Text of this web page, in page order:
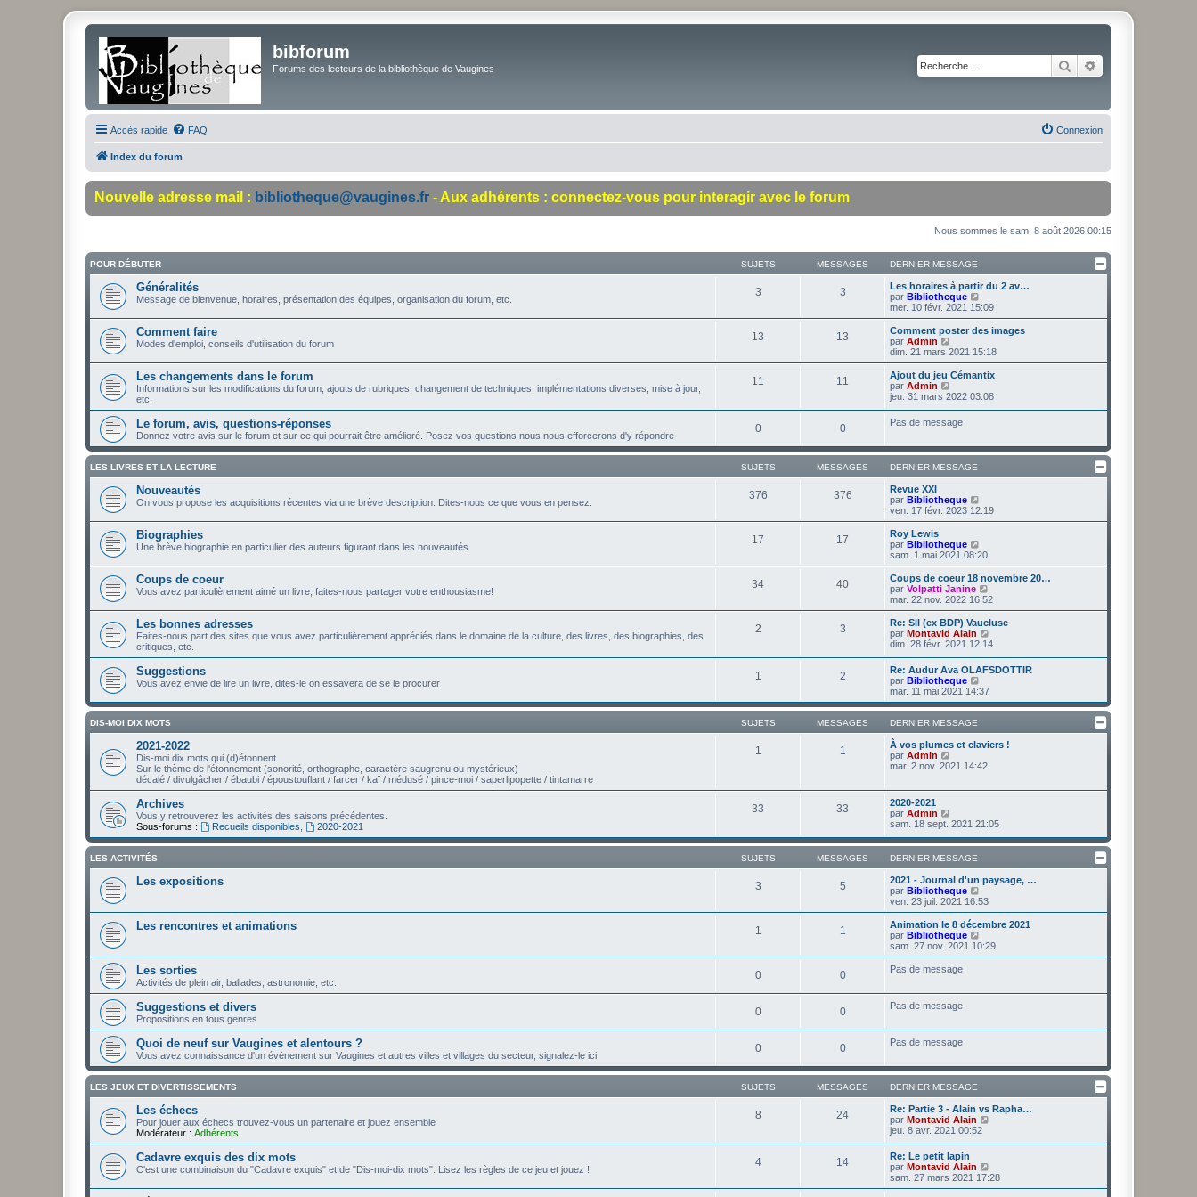
bibforum
Forums des lecteurs de la bibliothèque de Vaugines Rechercher
Accès rapide FAQ Connexion
Index du forum
Nouvelle adresse mail : bibliotheque@vaugines.fr - Aux adhérents : connectez-vous pour interagir avec le forum
Nous sommes le sam. 8 août 2026 00:15
POUR DÉBUTER SUJETS MESSAGES DERNIER MESSAGE
Généralités
Message de bienvenue, horaires, présentation des équipes, organisation du forum, etc.
3 3
Les horaires à partir du 2 av…
par Bibliotheque
o
i
r
e
e
r
n
i
e
e
s
a
mer. 10 févr. 2021 15:09
Comment faire
Modes d'emploi, conseils d'utilisation du forum
13 13
Comment poster des images
par Admin
o
i
r
e
r
i
e
r
m
s
s
a
e
dim. 21 mars 2021 15:18
Les changements dans le forum
Informations sur les modifications du forum, ajouts de rubriques, changement de techniques, implémentations diverses, mise à jour,
etc.
11 11
Ajout du jeu Cémantix
par Admin
o
l
d
r
n
e
r
m
s
s
a
g
e
jeu. 31 mars 2022 03:08
Le forum, avis, questions-réponses
Donnez votre avis sur le forum et sur ce qui pourrait être amélioré. Posez vos questions nous nous efforcerons d'y répondre
0 0 Pas de message
LES LIVRES ET LA LECTURE SUJETS MESSAGES DERNIER MESSAGE
Nouveautés
On vous propose les acquisitions récentes via une brève description. Dites-nous ce que vous en pensez.
376 376
Revue XXI
par Bibliotheque
o
i
e
r
n
i
r
m
e
s
s
g
e
ven. 17 févr. 2023 12:19
Biographies
Une brève biographie en particulier des auteurs figurant dans les nouveautés
17 17
Roy Lewis
par Bibliotheque
o
i
r
l
e
r
n
i
e
r
e
s
s
g
e
sam. 1 mai 2021 08:20
Coups de coeur
Vous avez particulièrement aimé un livre, faites-nous partager votre enthousiasme!
34 40
Coups de coeur 18 novembre 20…
par Volpatti Janine
o
i
r
e
r
e
s
e
mar. 22 nov. 2022 16:52
Les bonnes adresses
Faites-nous part des sites que vous avez particulièrement appréciés dans le domaine de la culture, des livres, des biographies, des
critiques, etc.
2 3
Re: Sll (ex BDP) Vaucluse
par Montavid Alain
o
r
l
e
e
s
g
e
dim. 28 févr. 2021 12:14
Suggestions
Vous avez envie de lire un livre, dites-le on essayera de se le procurer
1 2
Re: Audur Ava OLAFSDOTTIR
par Bibliotheque
o
i
r
e
d
r
m
e
s
g
e
mar. 11 mai 2021 14:37
DIS-MOI DIX MOTS SUJETS MESSAGES DERNIER MESSAGE
2021-2022
Dis-moi dix mots qui (d)étonnent
Sur le thème de l'étonnement (sonorité, orthographe, caractère saugrenu ou mystérieux)
décalé / divulgâcher / ébaubi / époustouflant / farcer / kaï / médusé / pince-moi / saperlipopette / tintamarre
1 1
À vos plumes et claviers !
par Admin
o
d
e
r
i
e
r
m
e
s
s
a
g
e
mar. 2 nov. 2021 14:42
Archives
Vous y retrouverez les activités des saisons précédentes.
Sous-forums :
Recueils disponibles 2020-2021
33 33
2020-2021
par Admin
o
r
l
d
e
r
n
e
r
m
s
a
g
sam. 18 sept. 2021 21:05
LES ACTIVITÉS SUJETS MESSAGES DERNIER MESSAGE
Les expositions 3 5
2021 - Journal d'un paysage, …
par Bibliotheque
o
i
r
e
i
m
a
ven. 23 juil. 2021 16:53
Les rencontres et animations 1 1
Animation le 8 décembre 2021
par Bibliotheque
o
i
n
m
s
a
g
e
sam. 27 nov. 2021 10:29
Les sorties
Activités de plein air, ballades, astronomie, etc.
0 0 Pas de message
Suggestions et divers
Propositions en tous genres
0 0 Pas de message
Quoi de neuf sur Vaugines et alentours ?
Vous avez connaissance d'un évènement sur Vaugines et autres villes et villages du secteur, signalez-le ici
0 0 Pas de message
LES JEUX ET DIVERTISSEMENTS SUJETS MESSAGES DERNIER MESSAGE
Les échecs
Pour jouer aux échecs trouvez-vous un partenaire et jouez ensemble
Modérateur : Adhérents
8 24
Re: Partie 3 - Alain vs Rapha…
par Montavid Alain
e
d
jeu. 8 avr. 2021 00:52
Cadavre exquis des dix mots
C'est une combinaison du "Cadavre exquis" et de "Dis-moi-dix mots". Lisez les règles de ce jeu et jouez !
4 14
Re: Le petit lapin
par Montavid Alain
o
i
sam. 27 mars 2021 17:28